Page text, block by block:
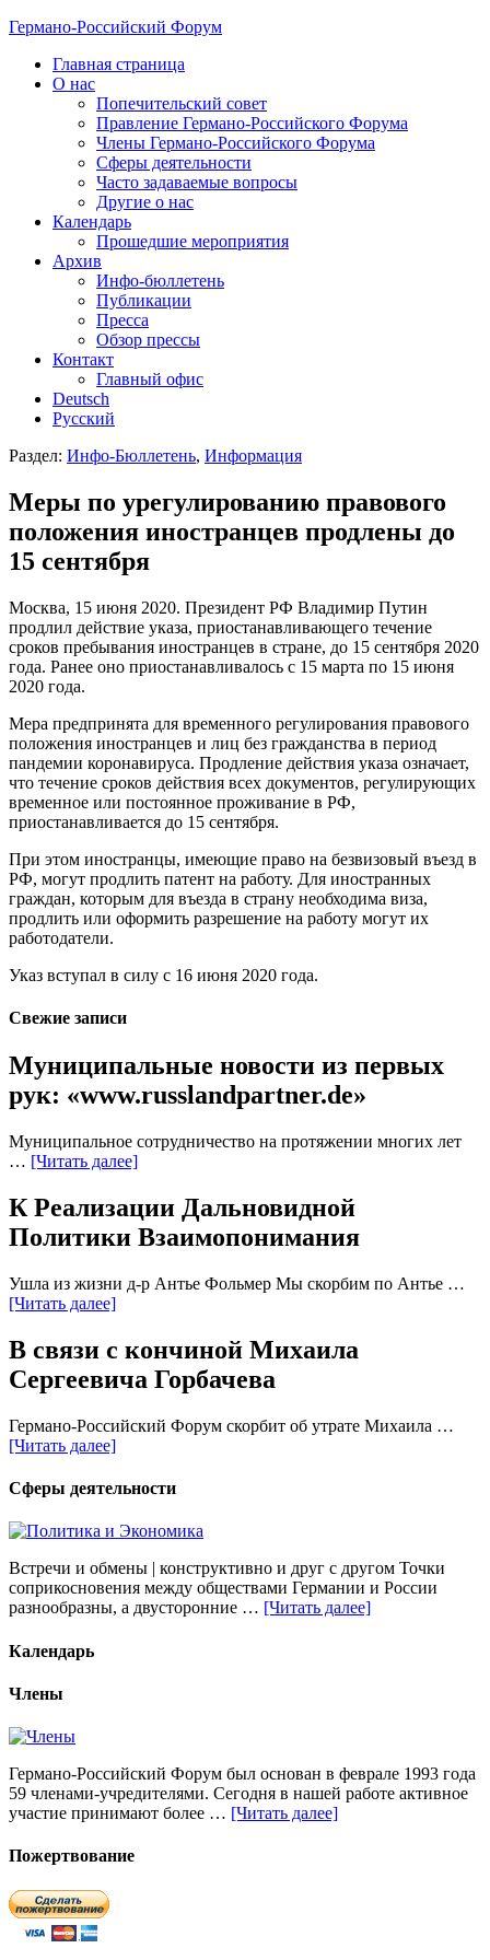
Германо-Российский Форум
Главная страница
О нас
Попечительский совет
Правление Германо-Российского Форума
Члены Германо-Российского Форума
Сферы деятельности
Часто задаваемые вопросы
Другие о нас
Календарь
Прошедшие мероприятия
Архив
Инфо-бюллетень
Публикации
Пресса
Обзор прессы
Контакт
Главный офис
Deutsch
Русский
Раздел: Инфо-Бюллетень, Информация
Меры по урегулированию правового
положения иностранцев продлены до
15 сентября
Москва, 15 июня 2020. Президент РФ Владимир Путин
продлил действие указа, приостанавливающего течение
сроков пребывания иностранцев в стране, до 15 сентября 2020
года. Ранее оно приостанавливалось с 15 марта по 15 июня
2020 года.
Мера предпринята для временного регулирования правового
положения иностранцев и лиц без гражданства в период
пандемии коронавируса. Продление действия указа означает,
что течение сроков действия всех документов, регулирующих
временное или постоянное проживание в РФ,
приостанавливается до 15 сентября.
При этом иностранцы, имеющие право на безвизовый въезд в
РФ, могут продлить патент на работу. Для иностранных
граждан, которым для въезда в страну необходима виза,
продлить или оформить разрешение на работу могут их
работодатели.
Указ вступал в силу с 16 июня 2020 года.
Свежие записи
Муниципальные новости из первых
рук: «www.russlandpartner.de»
Муниципальное сотрудничество на протяжении многих лет
… [Читать далее]
К Реализации Дальновидной
Политики Взаимопонимания
Ушла из жизни д-р Антье Фольмер Мы скорбим по Антье …
[Читать далее]
В связи с кончиной Михаила
Сергеевича Горбачева
Германо-Российский Форум скорбит об утрате Михаила …
[Читать далее]
Сферы деятельности
Встречи и обмены | конструктивно и друг с другом Точки
соприкосновения между обществами Германии и России
разнообразны, а двусторонние … [Читать далее]
Календарь
Члены
Германо-Российский Форум был основан в феврале 1993 года
59 членами-учредителями. Сегодня в нашей работе активное
участие принимают более … [Читать далее]
Пожертвование